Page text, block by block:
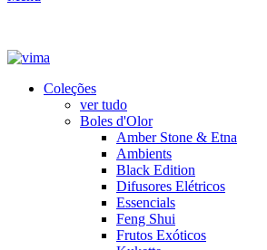
Coleções
ver tudo
Boles d'Olor
Amber Stone & Etna
Ambients
Black Edition
Difusores Elétricos
Essencials
Feng Shui
Frutos Exóticos